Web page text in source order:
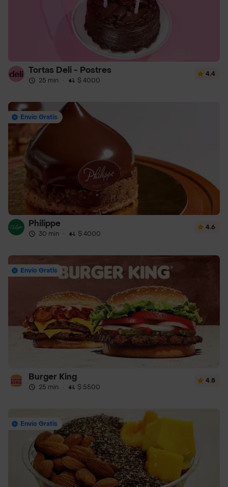
Tortas Deli - Postres
25 min · $ 4000
4.4
Envío Gratis
Philippe
30 min · $ 4000
4.6
Envío Gratis
Burger King
25 min · $ 5500
4.8
Envío Gratis